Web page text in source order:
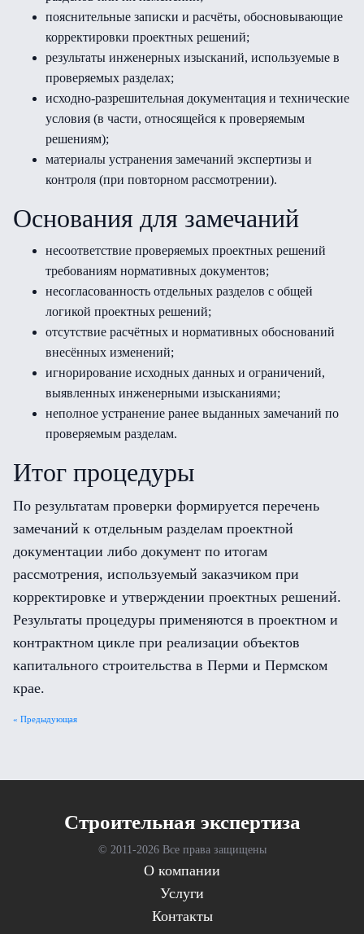
пояснительные записки и расчёты, обосновывающие
корректировки проектных решений;
результаты инженерных изысканий, используемые в
проверяемых разделах;
исходно-разрешительная документация и технические
условия (в части, относящейся к проверяемым
решениям);
материалы устранения замечаний экспертизы и
контроля (при повторном рассмотрении).
Основания для замечаний
несоответствие проверяемых проектных решений
требованиям нормативных документов;
несогласованность отдельных разделов с общей
логикой проектных решений;
отсутствие расчётных и нормативных обоснований
внесённых изменений;
игнорирование исходных данных и ограничений,
выявленных инженерными изысканиями;
неполное устранение ранее выданных замечаний по
проверяемым разделам.
Итог процедуры
По результатам проверки формируется перечень
замечаний к отдельным разделам проектной
документации либо документ по итогам
рассмотрения, используемый заказчиком при
корректировке и утверждении проектных решений.
Результаты процедуры применяются в проектном и
контрактном цикле при реализации объектов
капитального строительства в Перми и Пермском
крае.
« Предыдующая
Cтроительная экспертиза
© 2011-2026 Все права защищены
О компании
Услуги
Контакты